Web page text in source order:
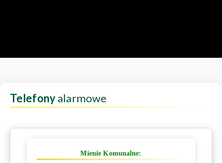
Telefonyalarmowe
Mienie Komunalne: